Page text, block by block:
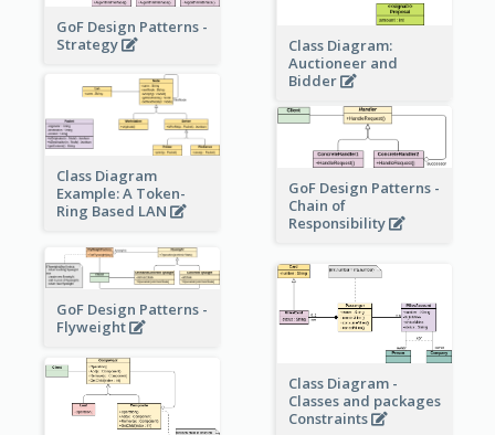
GoF Design Patterns -
Strategy
Class Diagram:
Auctioneer and
Bidder
Class Diagram
Example: A Token-
Ring Based LAN
GoF Design Patterns -
Chain of
Responsibility
GoF Design Patterns -
Flyweight
Class Diagram -
Classes and packages
Constraints